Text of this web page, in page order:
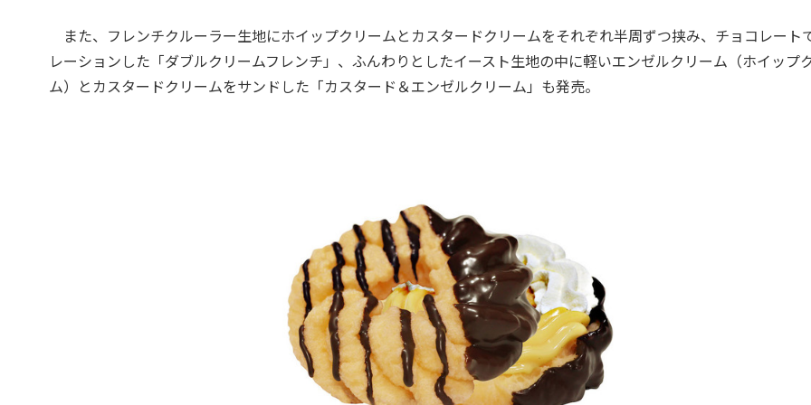
また、フレンチクルーラー生地にホイップクリームとカスタードクリームをそれぞれ半周ずつ挟み、チョコレート
レーションした「ダブルクリームフレンチ」、ふんわりとしたイースト生地の中に軽いエンゼルクリーム（ホイップ
ム）とカスタードクリームをサンドした「カスタード＆エンゼルクリーム」も発売。